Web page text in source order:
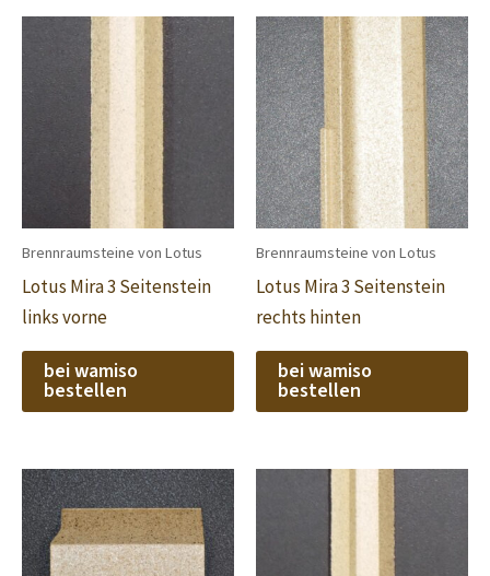
Brennraumsteine von Lotus
Lotus Mira 3 Seitenstein
links vorne
bei wamiso
bestellen
Brennraumsteine von Lotus
Lotus Mira 3 Seitenstein
rechts hinten
bei wamiso
bestellen